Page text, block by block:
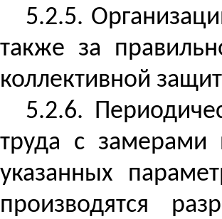
5.2.5.
также за
коллективной
5.2.6.
труда с замерами
указанных
производятся